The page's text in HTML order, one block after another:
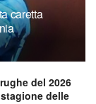
caretta
del 2026
delle